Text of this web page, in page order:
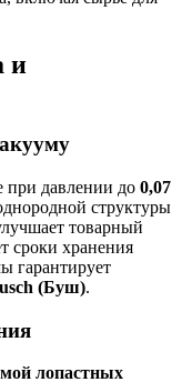
и
при давлении до 0,07
структуры
товарный
сроки хранения
гарантирует
(Буш).
лопастных